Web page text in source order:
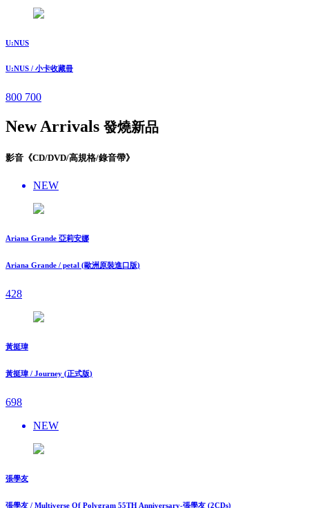
U:NUS
U:NUS / 小卡收藏冊
800 700
New Arrivals 發燒新品
影音《CD/DVD/高規格/錄音帶》
NEW
Ariana Grande 亞莉安娜
Ariana Grande / petal (歐洲原裝進口版)
428
黃挺瑋
黃挺瑋 / Journey (正式版)
698
NEW
張學友
張學友 / Multiverse Of Polygram 55TH Anniversary-張學友 (2CDs)